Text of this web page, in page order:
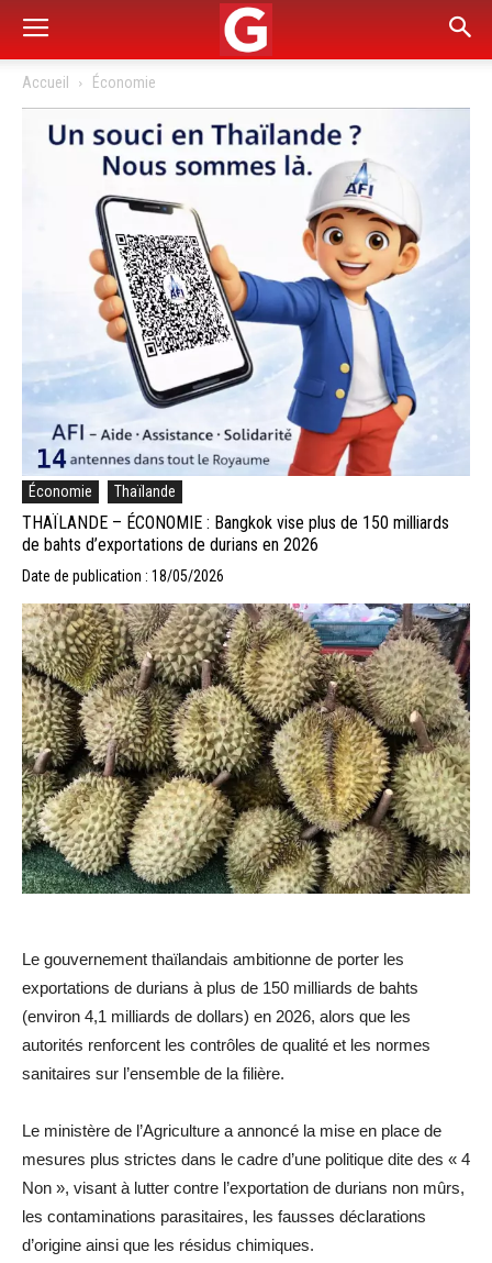
Accueil Économie
Économie Thaïlande
THAÏLANDE – ÉCONOMIE : Bangkok vise plus de 150 milliards
de bahts d’exportations de durians en 2026
Date de publication : 18/05/2026
Le gouvernement thaïlandais ambitionne de porter les
exportations de durians à plus de 150 milliards de bahts
(environ 4,1 milliards de dollars) en 2026, alors que les
autorités renforcent les contrôles de qualité et les normes
sanitaires sur l’ensemble de la filière.
Le ministère de l’Agriculture a annoncé la mise en place de
mesures plus strictes dans le cadre d’une politique dite des « 4
Non », visant à lutter contre l’exportation de durians non mûrs,
les contaminations parasitaires, les fausses déclarations
d’origine ainsi que les résidus chimiques.